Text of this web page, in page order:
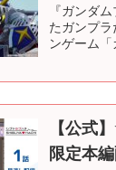
『ガンダ
たガンプラ
ンゲーム
【公式
限定本